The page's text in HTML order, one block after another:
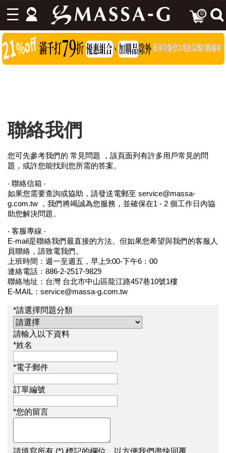
0
聯絡我們
您可先參考我們的 常見問題 ，該頁面列有許多用戶常見的問
題，或許您能找到您所需的答案。
‧ 聯絡信箱 ‧
如果您需要查詢或協助，請發送電郵至 service@massa-
g.com.tw ，我們將竭誠為您服務，並確保在1 - 2 個工作日內協
助您解決問題。
‧ 客服專線 ‧
E-mail是聯絡我們最直接的方法。但如果您希望與我們的客服人
員聯絡，請致電我們。
上班時間：週一至週五，早上9:00-下午6：00
連絡電話：886-2-2517-9829
聯絡地址：台灣 台北市中山區龍江路457巷10號1樓
E-MAIL： service@massa-g.com.tw
*請選擇問題分類
請輸入以下資料
*姓名
*電子郵件
訂單編號
*您的留言